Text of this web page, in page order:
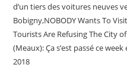
d’un tiers des voitures neuves
Bobigny,NOBODY Wants To
Tourists Are Refusing The City
(Meaux): Ça s’est passé ce
2018